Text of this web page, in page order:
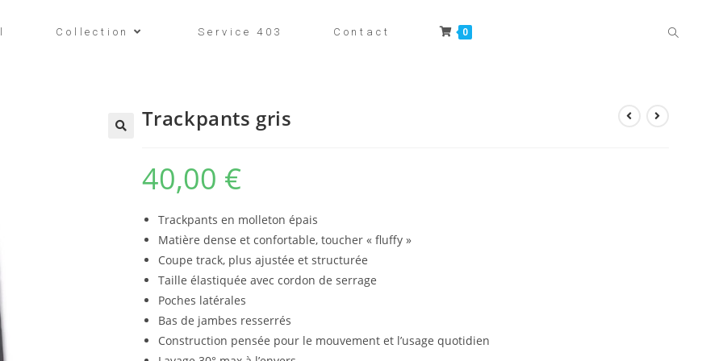
Collection Service 403 Contact 0 Toggle
Trackpants gris
40,00 €
Trackpants en molleton épais
Matière dense et confortable, toucher « fluffy »
Coupe track, plus ajustée et structurée
Taille élastiquée avec cordon de serrage
Poches latérales
Bas de jambes resserrés
Construction pensée pour le mouvement et l’usage quotidien